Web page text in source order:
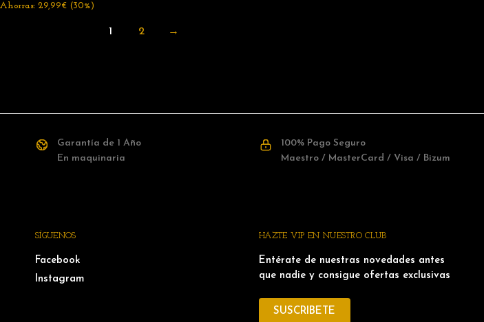
Ahorras: 29,99€ (30%)
1 2 →
Garantía de 1 Año
En maquinaria
100% Pago Seguro
Maestro / MasterCard / Visa / Bizum
SÍGUENOS
Facebook
Instagram
HAZTE VIP EN NUESTRO CLUB
Entérate de nuestras novedades antes
que nadie y consigue ofertas exclusivas
SUSCRIBETE